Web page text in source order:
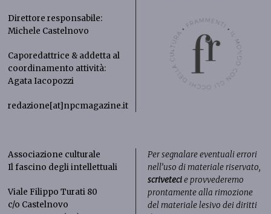
Direttore responsabile:
Michele Castelnovo
Caporedattrice & addetta al
coordinamento attività:
Agata Iacopozzi
redazione[at]npcmagazine.it
Associazione culturale
Il fascino degli intellettuali
Viale Filippo Turati 80
c/o Castelnovo
Per segnalare eventuali errori
nell’uso di materiale riservato,
scrivetecie provvederemo
prontamente alla rimozione
del materiale lesivo dei diritti